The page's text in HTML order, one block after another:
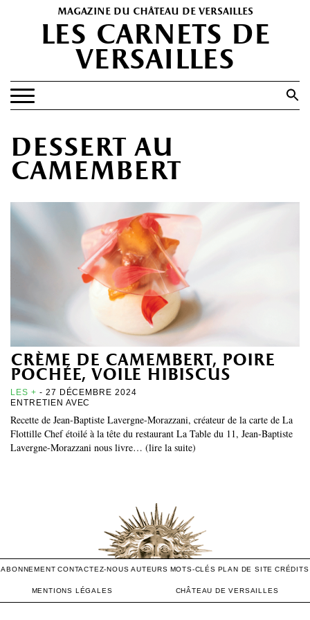
magazine du château de versailles
les carnets de
versailles
Search Button
PATRIMOINE
HISTOIRE(S)
LES +
ABONNEMENT GRATUIT AU MAGAZINE
dessert au
camembert
crème de camembert, poire
pochée, voile hibiscus
LES + - 27 DÉCEMBRE 2024
ENTRETIEN AVEC
Recette de Jean-Baptiste Lavergne-Morazzani, créateur de la carte de La
Flottille Chef étoilé à la tête du restaurant La Table du 11, Jean-Baptiste
Lavergne-Morazzani nous livre… (lire la suite)
ABONNEMENT CONTACTEZ-NOUS AUTEURS MOTS-CLÉS PLAN DE SITE CRÉDITS
MENTIONS LÉGALES CHÂTEAU DE VERSAILLES